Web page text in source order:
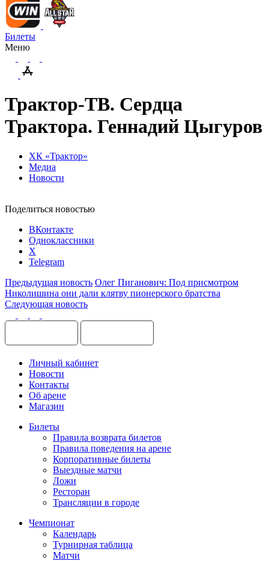
Билеты
Меню
Трактор-ТВ. Сердца
Трактора. Геннадий Цыгуров
ХК «Трактор»
Медиа
Новости
Поделиться новостью
ВКонтакте
Одноклассники
X
Telegram
Предыдущая новость Олег Пиганович: Под присмотром
Николишина они дали клятву пионерского братства
Следующая новость
Личный кабинет
Новости
Контакты
Об арене
Магазин
Билеты
Правила возврата билетов
Правила поведения на арене
Корпоративные билеты
Выездные матчи
Ложи
Ресторан
Трансляции в городе
Чемпионат
Календарь
Турнирная таблица
Матчи